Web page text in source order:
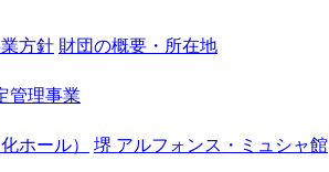
方針 財団の概要・所在地
管理事業
ホール） 堺 アルフォンス・ミュシャ館